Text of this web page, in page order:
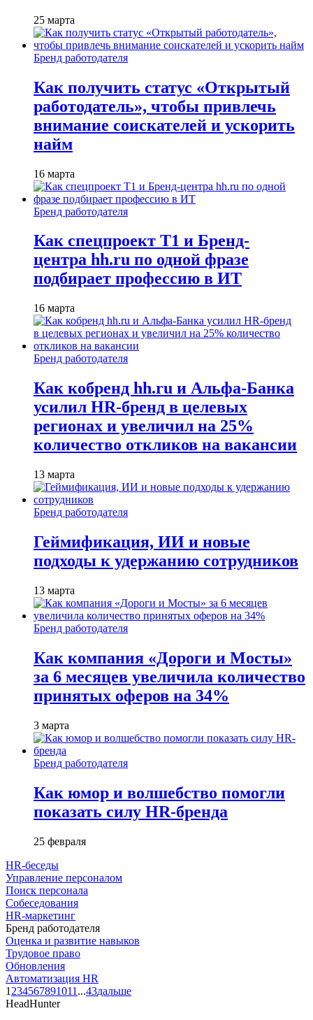
25 марта
Бренд работодателя
Как получить статус «Открытый
работодатель», чтобы привлечь
внимание соискателей и ускорить
найм
16 марта
Бренд работодателя
Как спецпроект T1 и Бренд-
центра hh.ru по одной фразе
подбирает профессию в ИТ
16 марта
Бренд работодателя
Как кобренд hh.ru и Альфа-Банка
усилил HR-бренд в целевых
регионах и увеличил на 25%
количество откликов на вакансии
13 марта
Бренд работодателя
Геймификация, ИИ и новые
подходы к удержанию сотрудников
13 марта
Бренд работодателя
Как компания «Дороги и Мосты»
за 6 месяцев увеличила количество
принятых оферов на 34%
3 марта
Бренд работодателя
Как юмор и волшебство помогли
показать силу HR-бренда
25 февраля
HR-беседы
Управление персоналом
Поиск персонала
Собеседования
HR-маркетинг
Бренд работодателя
Оценка и развитие навыков
Трудовое право
Обновления
Автоматизация HR
1 234567891011 ...43дальше
HeadHunter